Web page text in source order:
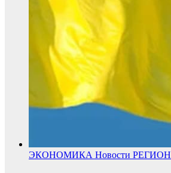
ЭКОНОМИКА Новости РЕГИОН